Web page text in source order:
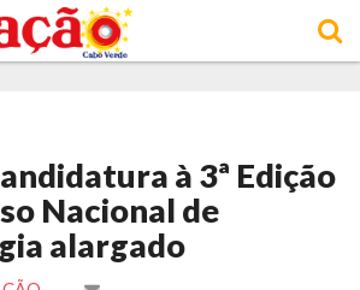
à 3ª Edição
Nacional de
alargado